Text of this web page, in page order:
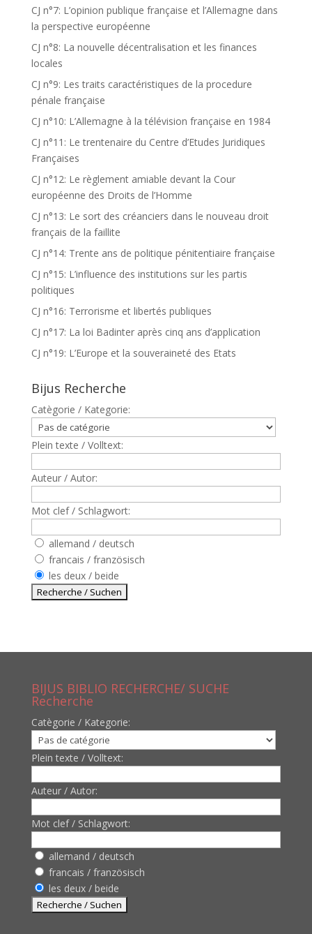
CJ n°7: L’opinion publique française et l’Allemagne dans
la perspective européenne
CJ n°8: La nouvelle décentralisation et les finances
locales
CJ n°9: Les traits caractéristiques de la procedure
pénale française
CJ n°10: L’Allemagne à la télévision française en 1984
CJ n°11: Le trentenaire du Centre d’Etudes Juridiques
Françaises
CJ n°12: Le règlement amiable devant la Cour
européenne des Droits de l’Homme
CJ n°13: Le sort des créanciers dans le nouveau droit
français de la faillite
CJ n°14: Trente ans de politique pénitentiaire française
CJ n°15: L’influence des institutions sur les partis
politiques
CJ n°16: Terrorisme et libertés publiques
CJ n°17: La loi Badinter après cinq ans d’application
CJ n°19: L’Europe et la souveraineté des Etats
Bijus Recherche
Catègorie / Kategorie:
Plein texte / Volltext:
Auteur / Autor:
Mot clef / Schlagwort:
allemand / deutsch
francais / französisch
les deux / beide
BIJUS BIBLIO RECHERCHE/ SUCHE
Recherche
Catègorie / Kategorie:
Plein texte / Volltext:
Auteur / Autor:
Mot clef / Schlagwort:
allemand / deutsch
francais / französisch
les deux / beide